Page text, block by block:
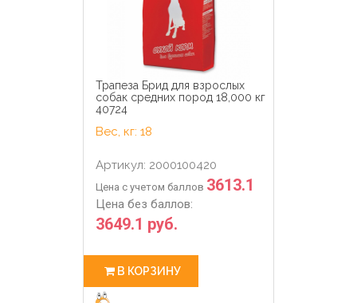
Трапеза Брид для взрослых
собак средних пород 18,000 кг
40724
Вес, кг: 18
Артикул: 2000100420
Цена с учетом баллов 3613.1
Цена без баллов:
3649.1 руб.
В КОРЗИНУ